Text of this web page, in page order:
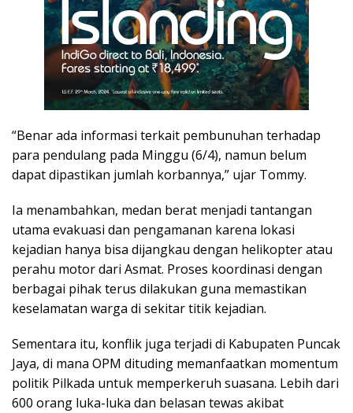
“Benar ada informasi terkait pembunuhan terhadap
para pendulang pada Minggu (6/4), namun belum
dapat dipastikan jumlah korbannya,” ujar Tommy.
Ia menambahkan, medan berat menjadi tantangan
utama evakuasi dan pengamanan karena lokasi
kejadian hanya bisa dijangkau dengan helikopter atau
perahu motor dari Asmat. Proses koordinasi dengan
berbagai pihak terus dilakukan guna memastikan
keselamatan warga di sekitar titik kejadian.
Sementara itu, konflik juga terjadi di Kabupaten Puncak
Jaya, di mana OPM dituding memanfaatkan momentum
politik Pilkada untuk memperkeruh suasana. Lebih dari
600 orang luka-luka dan belasan tewas akibat